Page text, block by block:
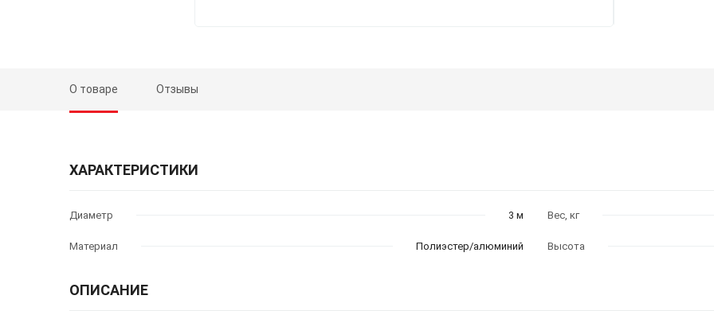
О товаре Отзывы
ХАРАКТЕРИСТИКИ
Диаметр 3 м
Материал Полиэстер/алюминий
Вес, кг
Высота
ОПИСАНИЕ